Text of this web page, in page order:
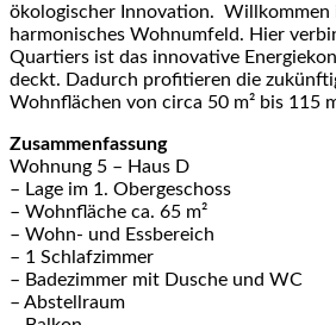
ökologischer Innovation. Willkommen
harmonisches Wohnumfeld. Hier
Quartiers ist das innovative
deckt. Dadurch profitieren die
Wohnflächen von circa 50 m² bis 115
Zusammenfassung
Wohnung 5 – Haus D
– Lage im 1. Obergeschoss
– Wohnfläche ca. 65 m²
– Wohn- und Essbereich
– 1 Schlafzimmer
– Badezimmer mit Dusche und WC
– Abstellraum